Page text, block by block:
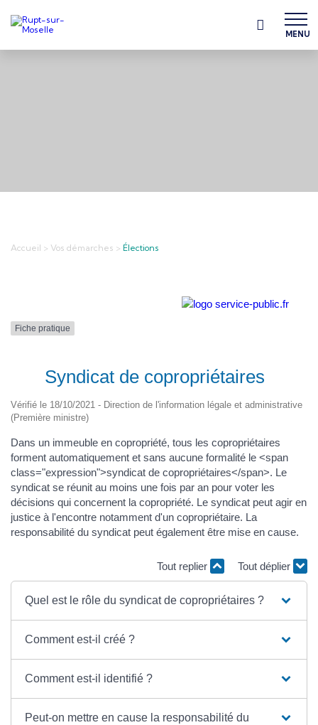
MENU
Accueil > Vos démarches > Élections
Fiche pratique
Syndicat de copropriétaires
Vérifié le 18/10/2021 - Direction de l'information légale et administrative
(Première ministre)
Dans un immeuble en copropriété, tous les copropriétaires
forment automatiquement et sans aucune formalité le <span
class="expression">syndicat de copropriétaires</span>. Le
syndicat se réunit au moins une fois par an pour voter les
décisions qui concernent la copropriété. Le syndicat peut agir en
justice à l'encontre notamment d'un copropriétaire. La
responsabilité du syndicat peut également être mise en cause.
Tout replier Tout déplier
Quel est le rôle du syndicat de copropriétaires ?
Comment est-il créé ?
Comment est-il identifié ?
Peut-on mettre en cause la responsabilité du